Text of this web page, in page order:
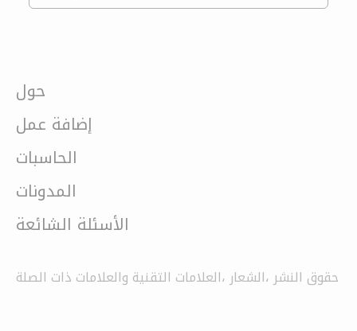
حول
إضافة عمل
الحاسبات
المدونات
الأسئلة الشائعة
حقوق النشر ،الشعار ،العلامات التقنية والعلامات ذات الصلة